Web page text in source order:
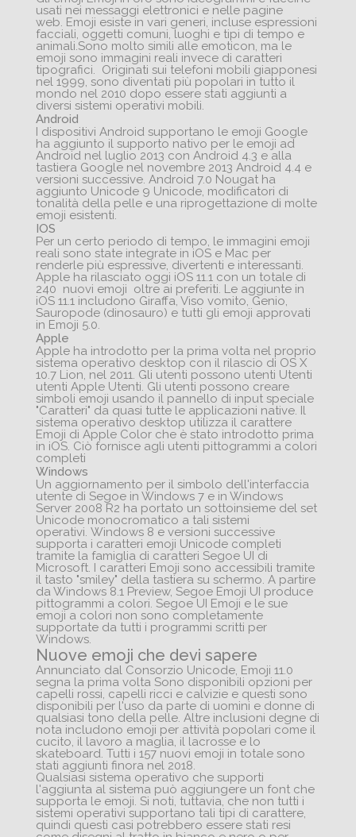
usati nei messaggi elettronici e nelle pagine
web. Emoji esiste in vari generi, incluse espressioni
facciali, oggetti comuni, luoghi e tipi di tempo e
animali.Sono molto simili alle emoticon, ma le
emoji sono immagini reali invece di caratteri
tipografici. Originati sui telefoni mobili giapponesi
nel 1999, sono diventati più popolari in tutto il
mondo nel 2010 dopo essere stati aggiunti a
diversi sistemi operativi mobili.
Android
I dispositivi Android supportano le emoji Google
ha aggiunto il supporto nativo per le emoji ad
Android nel luglio 2013 con Android 4.3 e alla
tastiera Google nel novembre 2013 Android 4.4 e
versioni successive. Android 7.0 Nougat ha
aggiunto Unicode 9 Unicode, modificatori di
tonalità della pelle e una riprogettazione di molte
emoji esistenti.
IOS
Per un certo periodo di tempo, le immagini emoji
reali sono state integrate in iOS e Mac per
renderle più espressive, divertenti e interessanti.
Apple ha rilasciato oggi iOS 11.1 con un totale di
240 nuovi emoji oltre ai preferiti. Le aggiunte in
iOS 11.1 includono Giraffa, Viso vomito, Genio,
Sauropode (dinosauro) e tutti gli emoji approvati
in Emoji 5.0.
Apple
Apple ha introdotto per la prima volta nel proprio
sistema operativo desktop con il rilascio di OS X
10.7 Lion, nel 2011. Gli utenti possono utenti Utenti
utenti Apple Utenti. Gli utenti possono creare
simboli emoji usando il pannello di input speciale
"Caratteri" da quasi tutte le applicazioni native. Il
sistema operativo desktop utilizza il carattere
Emoji di Apple Color che è stato introdotto prima
in iOS. Ciò fornisce agli utenti pittogrammi a colori
completi
Windows
Un aggiornamento per il simbolo dell'interfaccia
utente di Segoe in Windows 7 e in Windows
Server 2008 R2 ha portato un sottoinsieme del set
Unicode monocromatico a tali sistemi
operativi. Windows 8 e versioni successive
supporta i caratteri emoji Unicode completi
tramite la famiglia di caratteri Segoe UI di
Microsoft. I caratteri Emoji sono accessibili tramite
il tasto "smiley" della tastiera su schermo. A partire
da Windows 8.1 Preview, Segoe Emoji UI produce
pittogrammi a colori. Segoe UI Emoji e le sue
emoji a colori non sono completamente
supportate da tutti i programmi scritti per
Windows.
Nuove emoji che devi sapere
Annunciato dal Consorzio Unicode, Emoji 11.0
segna la prima volta Sono disponibili opzioni per
capelli rossi, capelli ricci e calvizie e questi sono
disponibili per l'uso da parte di uomini e donne di
qualsiasi tono della pelle. Altre inclusioni degne di
nota includono emoji per attività popolari come il
cucito, il lavoro a maglia, il lacrosse e lo
skateboard. Tutti i 157 nuovi emoji in totale sono
stati aggiunti finora nel 2018.
Qualsiasi sistema operativo che supporti
l'aggiunta al sistema può aggiungere un font che
supporta le emoji. Si noti, tuttavia, che non tutti i
sistemi operativi supportano tali tipi di carattere,
quindi questi casi potrebbero essere stati resi